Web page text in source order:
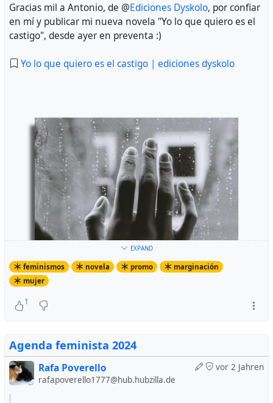
Gracias mil a Antonio, de @Ediciones Dyskolo, por confiar
en mí y publicar mi nueva novela "Yo lo que quiero es el
castigo", desde ayer en preventa :)
Yo lo que quiero es el castigo | ediciones dyskolo
EXPAND
feminismos novela promo
marginación
mujer
1
Agenda feminista 2024
vor 2 Jahren
Rafa Poverello
rafapoverello1777@hub.hubzilla.de